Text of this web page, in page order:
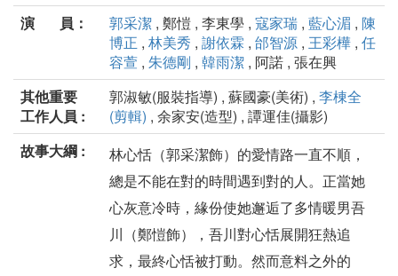
演 員：
郭采潔 , 鄭愷 , 李東學 , 寇家瑞 , 藍心湄 , 陳
博正 , 林美秀 , 謝依霖 , 邰智源 , 王彩樺 , 任
容萱 , 朱德剛 , 韓雨潔 , 阿諾 , 張在興
其他重要
工作人員 :
郭淑敏(服裝指導) , 蘇國豪(美術) , 李棟全
(剪輯) , 余家安(造型) , 譚運佳(攝影)
故事大綱 :
林心恬（郭采潔飾）的愛情路一直不順，
總是不能在對的時間遇到對的人。正當她
心灰意冷時，緣份使她邂逅了多情暖男吾
川（鄭愷飾），吾川對心恬展開狂熱追
求，最終心恬被打動。然而意料之外的